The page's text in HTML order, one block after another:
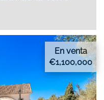
En venta
€1,100,000